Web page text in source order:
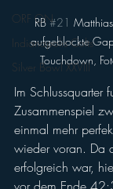
ORF ON
Indianapolis Colts
Silver Bowl XXVIII
RB #21
aufgeblockte
Touchdown,
Im Schlussquarter
Zusammenspiel
einmal mehr
wieder voran. Da
erfolgreich war,